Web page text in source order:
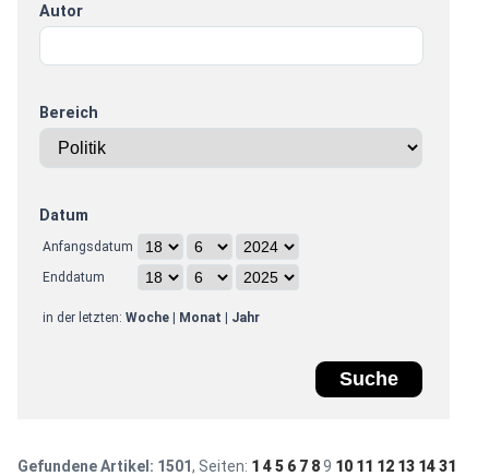
Autor
Bereich
Datum
Anfangsdatum
Enddatum
in der letzten: Woche| Monat Jahr
Gefundene Artikel: 1501, Seiten: 1 4 5 6 7 8 9 10 11 12 13 14 31